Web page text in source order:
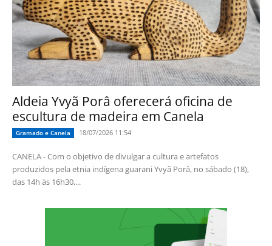
Aldeia Yvyã Porâ oferecerá oficina de
escultura de madeira em Canela
Gramado e Canela 18/07/2026 11:54
CANELA - Com o objetivo de divulgar a cultura e artefatos
produzidos pela etnia indígena guarani Yvyã Porâ, no sábado (18),
das 14h às 16h30,...